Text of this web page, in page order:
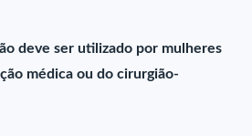
deve ser utilizado por mulheres
médica ou do cirurgião-